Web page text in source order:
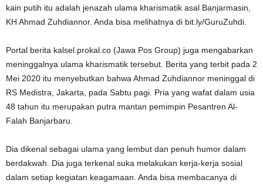
kain putih itu adalah jenazah ulama kharismatik asal Banjarmasin,
KH Ahmad Zuhdiannor. Anda bisa melihatnya di bit.ly/GuruZuhdi.
Portal berita kalsel.prokal.co (Jawa Pos Group) juga mengabarkan
meninggalnya ulama kharismatik tersebut. Berita yang terbit pada 2
Mei 2020 itu menyebutkan bahwa Ahmad Zuhdiannor meninggal di
RS Medistra, Jakarta, pada Sabtu pagi. Pria yang wafat dalam usia
48 tahun itu merupakan putra mantan pemimpin Pesantren Al-
Falah Banjarbaru.
Dia dikenal sebagai ulama yang lembut dan penuh humor dalam
berdakwah. Dia juga terkenal suka melakukan kerja-kerja sosial
dalam setiap kegiatan keagamaan. Anda bisa membacanya di